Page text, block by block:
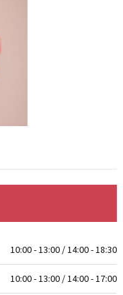
10:00 - 13:00 / 14:00 - 18:30
10:00 - 13:00 / 14:00 - 17:00